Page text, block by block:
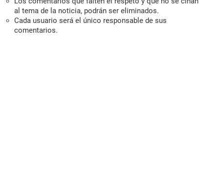
al tema de la noticia, podrán ser eliminados.
Cada usuario será el único responsable de sus
comentarios.